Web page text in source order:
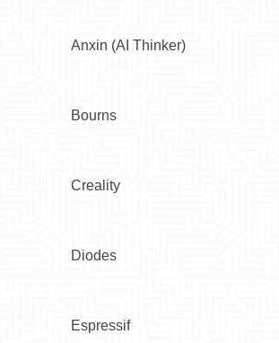
Anxin (AI Thinker)
Bourns
Creality
Diodes
Espressif